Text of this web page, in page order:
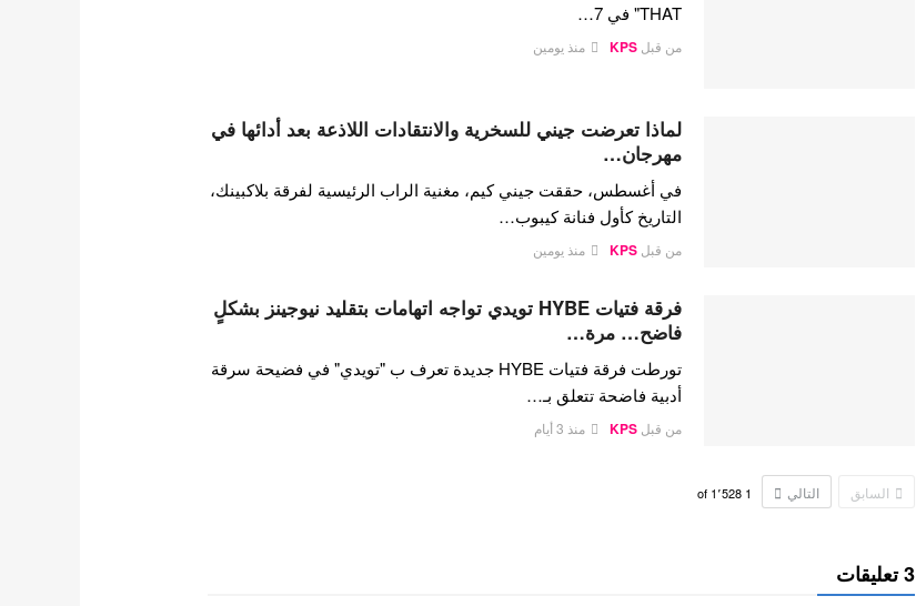
THAT" في 7…
من قبلKPS منذ يومين
لماذا تعرضت جيني للسخرية والانتقادات اللاذعة بعد أدائها في
مهرجان…
في أغسطس، حققت جيني كيم، مغنية الراب الرئيسية لفرقة بلاكبينك،
التاريخ كأول فنانة كيبوب…
من قبلKPS منذ يومين
فرقة فتيات HYBE تويدي تواجه اتهامات بتقليد نيوجينز بشكلٍ
فاضح… مرة…
تورطت فرقة فتيات HYBE جديدة تعرف ب "تويدي" في فضيحة سرقة
أدبية فاضحة تتعلق بـ…
من قبلKPS منذ 3 أيام
السابق التالي 1
of1٬528
3 تعليقات